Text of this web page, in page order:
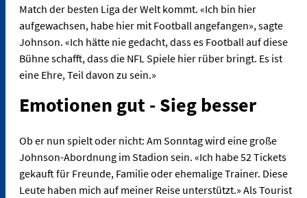
Match der besten Liga der Welt kommt. «Ich bin hier
aufgewachsen, habe hier mit Football angefangen», sagte
Johnson. «Ich hätte nie gedacht, dass es Football auf diese
Bühne schafft, dass die NFL Spiele hier rüber bringt. Es ist
eine Ehre, Teil davon zu sein.»
Emotionen gut - Sieg besser
Ob er nun spielt oder nicht: Am Sonntag wird eine große
Johnson-Abordnung im Stadion sein. «Ich habe 52 Tickets
gekauft für Freunde, Familie oder ehemalige Trainer. Diese
Leute haben mich auf meiner Reise unterstützt.» Als Tourist